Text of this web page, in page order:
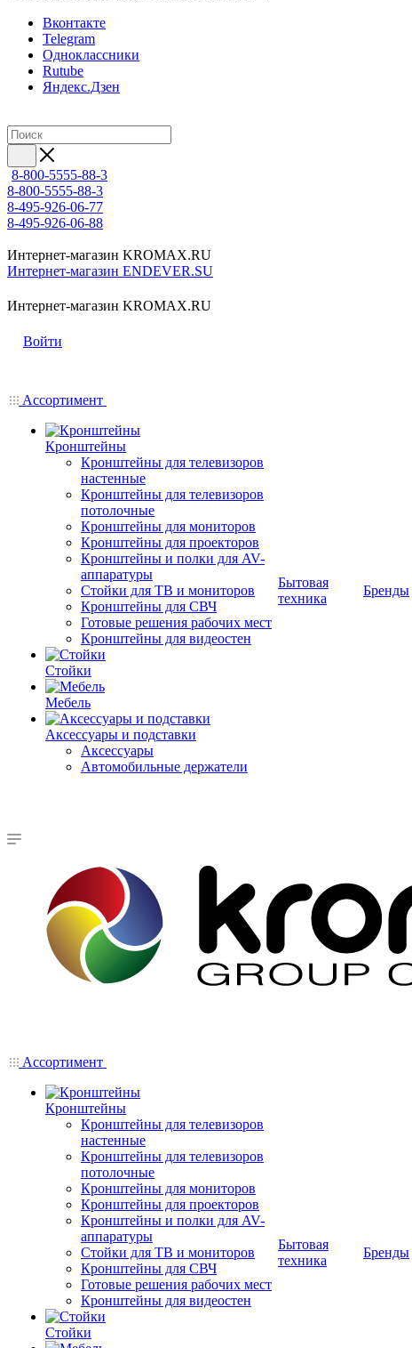
Вконтакте
Telegram
Одноклассники
Rutube
Яндекс.Дзен
8-800-5555-88-3
8-800-5555-88-3
8-495-926-06-77
8-495-926-06-88
Интернет-магазин KROMAX.RU
Интернет-магазин ENDEVER.SU
Интернет-магазин KROMAX.RU
Войти
Ассортимент
Кронштейны
Кронштейны для телевизоров
настенные
Кронштейны для телевизоров
потолочные
Кронштейны для мониторов
Кронштейны для проекторов
Кронштейны и полки для AV-
аппаратуры
Стойки для ТВ и мониторов
Кронштейны для СВЧ
Готовые решения рабочих мест
Кронштейны для видеостен
Стойки
Мебель
Аксессуары и подставки
Аксессуары
Автомобильные держатели
Бытовая
техника
Бренды
Ассортимент
Кронштейны
Кронштейны для телевизоров
настенные
Кронштейны для телевизоров
потолочные
Кронштейны для мониторов
Кронштейны для проекторов
Кронштейны и полки для AV-
аппаратуры
Стойки для ТВ и мониторов
Кронштейны для СВЧ
Готовые решения рабочих мест
Кронштейны для видеостен
Стойки
Бытовая
техника
Бренды